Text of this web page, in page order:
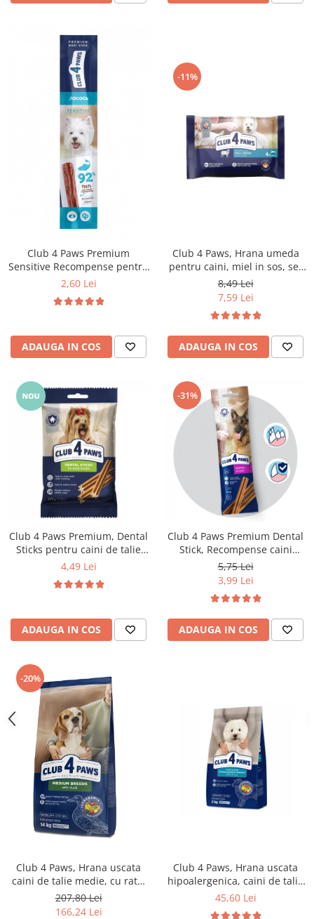
Club 4 Paws Premium
Sensitive Recompense pentru
caini stick cu somon, 12g
2,60 Lei
ADAUGA IN COS
-11%
Club 4 Paws, Hrana umeda
pentru caini, miel in sos, set
4x85g
8,49 Lei
7,59 Lei
ADAUGA IN COS
Club 4 Paws Premium, Dental
Sticks pentru caini de talie
mica, 110g
4,49 Lei
ADAUGA IN COS
-31%
Club 4 Paws Premium Dental
Stick, Recompense caini
0,117kg
5,75 Lei
3,99 Lei
ADAUGA IN COS
-20%
Club 4 Paws, Hrana uscata
caini de talie medie, cu rata,
14kg
207,80 Lei
166,24 Lei
Club 4 Paws, Hrana uscata
hipoalergenica, caini de talie
mica, miel si orez, 2kg
45,60 Lei